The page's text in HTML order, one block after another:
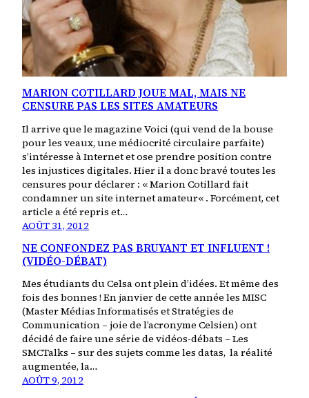
MARION COTILLARD JOUE MAL, MAIS NE
CENSURE PAS LES SITES AMATEURS
Il arrive que le magazine Voici (qui vend de la bouse
pour les veaux, une médiocrité circulaire parfaite)
s’intéresse à Internet et ose prendre position contre
les injustices digitales. Hier il a donc bravé toutes les
censures pour déclarer : « Marion Cotillard fait
condamner un site internet amateur« . Forcément, cet
article a été repris et…
AOÛT 31, 2012
NE CONFONDEZ PAS BRUYANT ET INFLUENT !
(VIDÉO-DÉBAT)
Mes étudiants du Celsa ont plein d’idées. Et même des
fois des bonnes ! En janvier de cette année les MISC
(Master Médias Informatisés et Stratégies de
Communication – joie de l’acronyme Celsien) ont
décidé de faire une série de vidéos-débats – Les
SMCTalks – sur des sujets comme les datas, la réalité
augmentée, la…
AOÛT 9, 2012